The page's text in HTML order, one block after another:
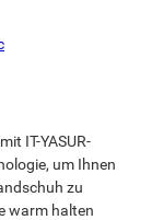
IT-YASUR-
um Ihnen
zu
warm halten